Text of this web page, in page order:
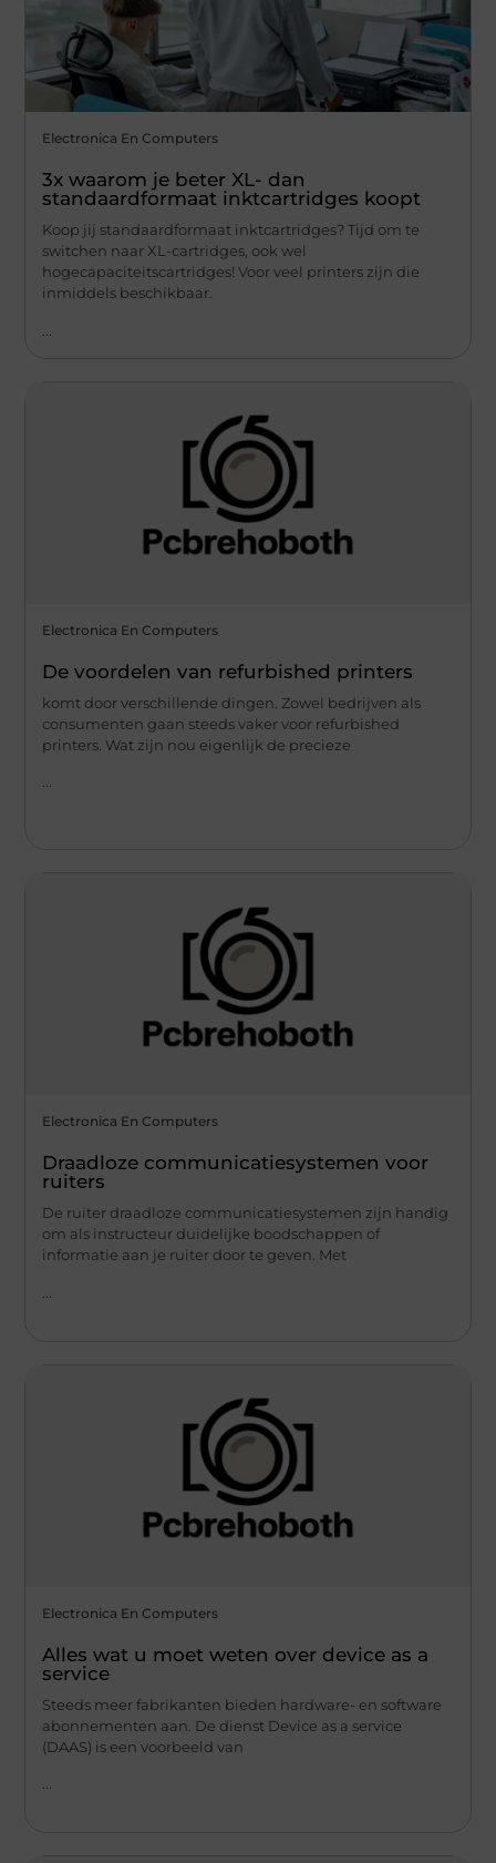
Electronica En Computers
3x waarom je beter XL- dan
standaardformaat inktcartridges koopt
Koop jij standaardformaat inktcartridges? Tijd om te
switchen naar XL-cartridges, ook wel
hogecapaciteitscartridges! Voor veel printers zijn die
inmiddels beschikbaar.
Electronica En Computers
De voordelen van refurbished printers
komt door verschillende dingen. Zowel bedrijven als
consumenten gaan steeds vaker voor refurbished
printers. Wat zijn nou eigenlijk de precieze
Electronica En Computers
Draadloze communicatiesystemen voor
ruiters
De ruiter draadloze communicatiesystemen zijn handig
om als instructeur duidelijke boodschappen of
informatie aan je ruiter door te geven. Met
Electronica En Computers
Alles wat u moet weten over device as a
service
Steeds meer fabrikanten bieden hardware- en software
abonnementen aan. De dienst Device as a service
(DAAS) is een voorbeeld van